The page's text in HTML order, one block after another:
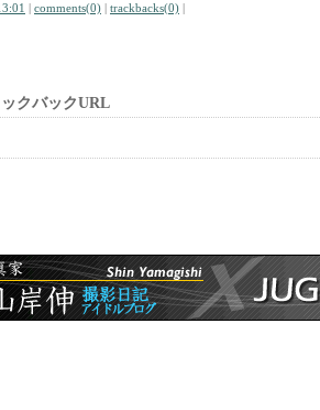
| comments(0) | trackbacks(0) |
クバックURL